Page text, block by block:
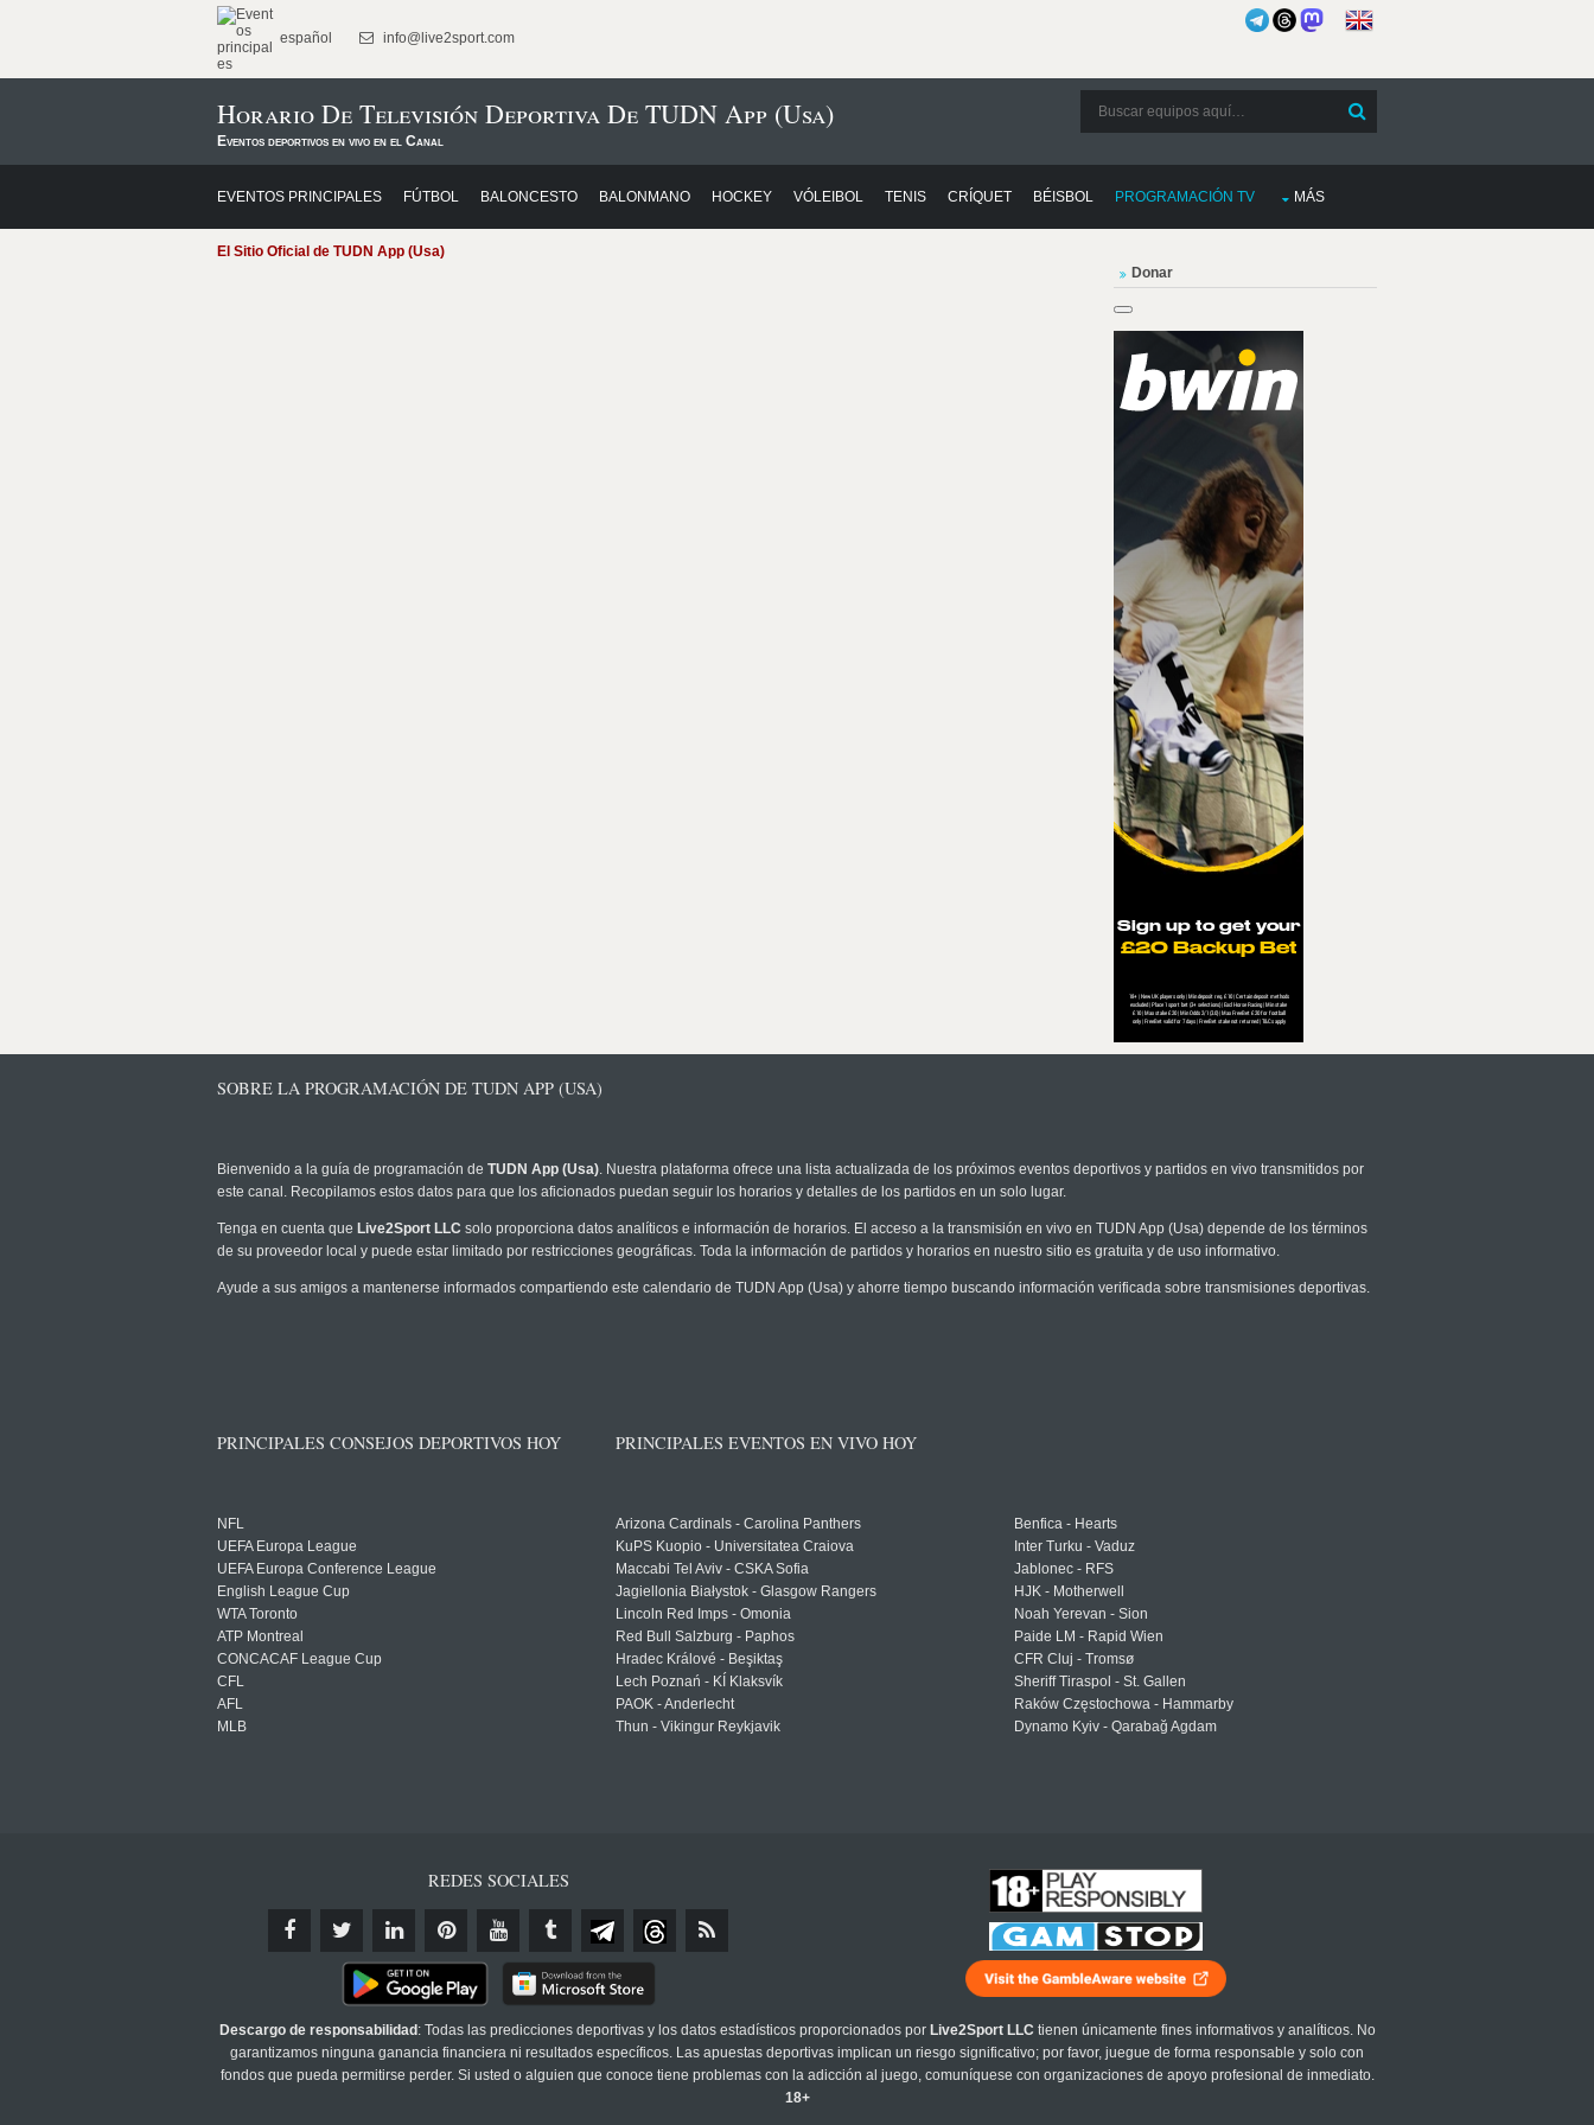
español info@live2sport.com
Horario De Televisión Deportiva De TUDN App (Usa)
Eventos deportivos en vivo en el Canal
EVENTOS PRINCIPALES FÚTBOL BALONCESTO BALONMANO HOCKEY VÓLEIBOL TENIS CRÍQUET BÉISBOL PROGRAMACIÓN TV MÁS
El Sitio Oficial de TUDN App (Usa)
Donar
SOBRE LA PROGRAMACIÓN DE TUDN APP (USA)
Bienvenido a la guía de programación de TUDN App (Usa). Nuestra plataforma ofrece una lista actualizada de los próximos eventos deportivos y partidos en vivo transmitidos por
este canal. Recopilamos estos datos para que los aficionados puedan seguir los horarios y detalles de los partidos en un solo lugar.
Tenga en cuenta que Live2Sport LLC solo proporciona datos analíticos e información de horarios. El acceso a la transmisión en vivo en TUDN App (Usa) depende de los términos
de su proveedor local y puede estar limitado por restricciones geográficas. Toda la información de partidos y horarios en nuestro sitio es gratuita y de uso informativo.
Ayude a sus amigos a mantenerse informados compartiendo este calendario de TUDN App (Usa) y ahorre tiempo buscando información verificada sobre transmisiones deportivas.
PRINCIPALES CONSEJOS DEPORTIVOS HOY
NFL
UEFA Europa League
UEFA Europa Conference League
English League Cup
WTA Toronto
ATP Montreal
CONCACAF League Cup
CFL
AFL
MLB
PRINCIPALES EVENTOS EN VIVO HOY
Arizona Cardinals - Carolina Panthers
KuPS Kuopio - Universitatea Craiova
Maccabi Tel Aviv - CSKA Sofia
Jagiellonia Białystok - Glasgow Rangers
Lincoln Red Imps - Omonia
Red Bull Salzburg - Paphos
Hradec Králové - Beşiktaş
Lech Poznań - KÍ Klaksvík
PAOK - Anderlecht
Thun - Vikingur Reykjavik
Benfica - Hearts
Inter Turku - Vaduz
Jablonec - RFS
HJK - Motherwell
Noah Yerevan - Sion
Paide LM - Rapid Wien
CFR Cluj - Tromsø
Sheriff Tiraspol - St. Gallen
Raków Częstochowa - Hammarby
Dynamo Kyiv - Qarabağ Agdam
REDES SOCIALES
Descargo de responsabilidad : Todas las predicciones deportivas y los datos estadísticos proporcionados por Live2Sport LLC tienen únicamente fines informativos y analíticos. No
garantizamos ninguna ganancia financiera ni resultados específicos. Las apuestas deportivas implican un riesgo significativo; por favor, juegue de forma responsable y solo con
fondos que pueda permitirse perder. Si usted o alguien que conoce tiene problemas con la adicción al juego, comuníquese con organizaciones de apoyo profesional de inmediato.
18+